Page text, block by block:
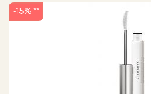
-15% **